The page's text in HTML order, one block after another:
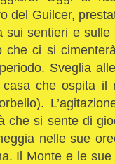
del Guilcer,
sentieri e sulle
che ci si
Sveglia
che ospita il
che si sente di
nelle sue
Il Monte e le